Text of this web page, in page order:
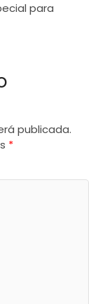
para
publicada.
*